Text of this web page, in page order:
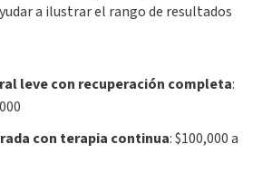
a ilustrar el rango de resultados
leve con recuperación completa:
con terapia continua:$100,000 a